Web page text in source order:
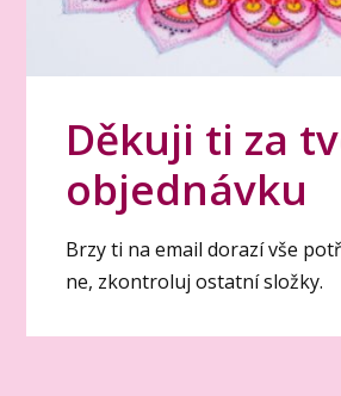
Děkuji ti za
objednávku
Brzy ti na email dorazí vše
ne, zkontroluj ostatní složky.